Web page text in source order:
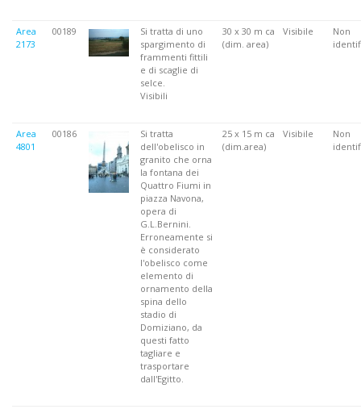
Area
2173
00189
Si tratta di uno
spargimento di
frammenti fittili
e di scaglie di
selce.
Visibili
30 x 30 m ca
(dim. area)
Visibile
Non
Area
4801
00186
Si tratta
dell'obelisco in
granito che orna
la fontana dei
Quattro Fiumi in
piazza Navona,
opera di
G.L.Bernini.
Erroneamente si
è considerato
l'obelisco come
elemento di
ornamento della
spina dello
stadio di
Domiziano, da
questi fatto
tagliare e
trasportare
dall'Egitto.
25 x 15 m ca
(dim.area)
Visibile
Non